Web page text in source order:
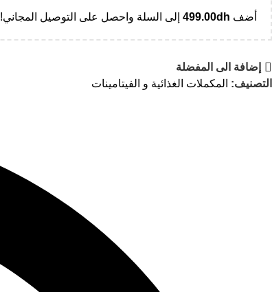
أضف 499.00dh إلى السلة واحصل على التوصيل المجاني!
إضافة الى المفضلة
التصنيف: المكملات الغذائية و الفيتامينات